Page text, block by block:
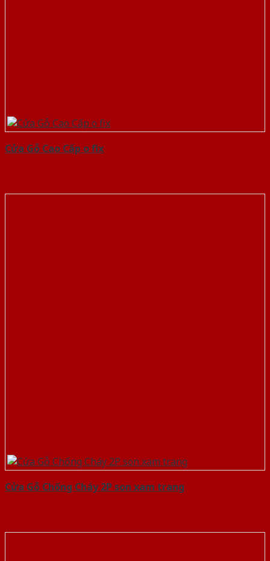
Cửa Gỗ Cao Cấp o fix
Cửa Gỗ Chống Cháy 2P son xam trang